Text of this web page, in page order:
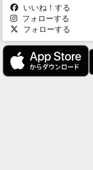
いいね！する
フォローする
フォローする